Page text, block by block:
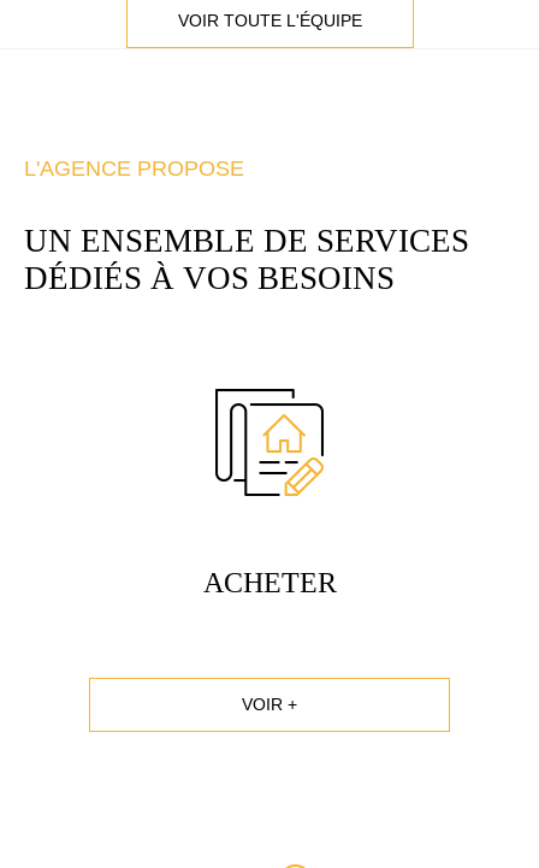
VOIR TOUTE L'ÉQUIPE
L'AGENCE PROPOSE
UN ENSEMBLE DE SERVICES
DÉDIÉS À VOS BESOINS
ACHETER
VOIR +